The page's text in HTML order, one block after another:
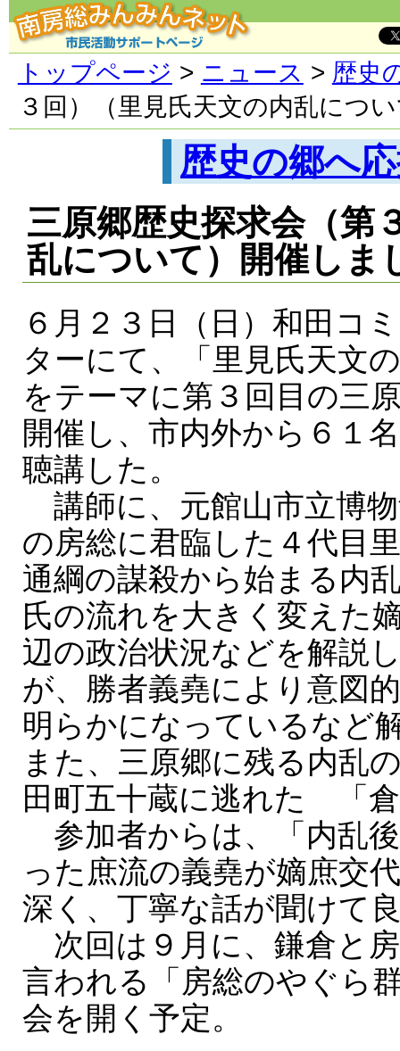
トップページ > ニュース > 歴史
３回）（里見氏天文の内乱につ
歴史の郷へ
三原郷歴史探求会（第
乱について）開催しま
６月２３日（日）和田コ
ターにて、「里見氏天文
をテーマに第３回目の三
開催し、市内外から６１
聴講した。
講師に、元館山市立博
の房総に君臨した４代目
通綱の謀殺から始まる内
氏の流れを大きく変えた
辺の政治状況などを解説
が、勝者義堯により意図
明らかになっているなど
また、三原郷に残る内乱
田町五十蔵に逃れた 「
参加者からは、「内乱
った庶流の義堯が嫡庶交
深く、丁寧な話が聞けて
次回は９月に、鎌倉と
言われる「房総のやぐら
会を開く予定。